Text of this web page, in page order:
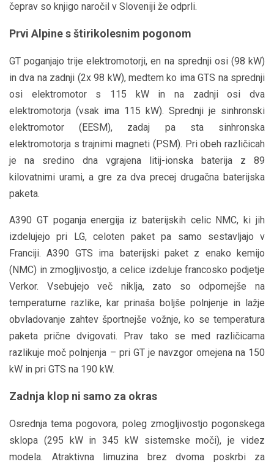
čeprav so knjigo naročil v Sloveniji že odprli.
Prvi Alpine s štirikolesnim pogonom
GT poganjajo trije elektromotorji, en na sprednji osi (98 kW)
in dva na zadnji (2x 98 kW), medtem ko ima GTS na sprednji
osi elektromotor s 115 kW in na zadnji osi dva
elektromotorja (vsak ima 115 kW). Sprednji je sinhronski
elektromotor (EESM), zadaj pa sta sinhronska
elektromotorja s trajnimi magneti (PSM). Pri obeh različicah
je na sredino dna vgrajena litij-ionska baterija z 89
kilovatnimi urami, a gre za dva precej drugačna baterijska
paketa.
A390 GT poganja energija iz baterijskih celic NMC, ki jih
izdelujejo pri LG, celoten paket pa samo sestavljajo v
Franciji. A390 GTS ima baterijski paket z enako kemijo
(NMC) in zmogljivostjo, a celice izdeluje francosko podjetje
Verkor. Vsebujejo več niklja, zato so odpornejše na
temperaturne razlike, kar prinaša boljše polnjenje in lažje
obvladovanje zahtev športnejše vožnje, ko se temperatura
paketa prične dvigovati. Prav tako se med različicama
razlikuje moč polnjenja – pri GT je navzgor omejena na 150
kW in pri GTS na 190 kW.
Zadnja klop ni samo za okras
Osrednja tema pogovora, poleg zmogljivostjo pogonskega
sklopa (295 kW in 345 kW sistemske moči), je videz
modela. Atraktivna limuzina brez dvoma poskrbi za